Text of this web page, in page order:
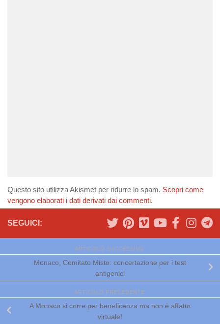
Questo sito utilizza Akismet per ridurre lo spam. Scopri come
vengono elaborati i dati derivati dai commenti.
SEGUICI:
ARTICOLO SUCCESSIVO
Monaco, Comitato Misto: concertazione per i test
antigenici
ARTICOLO PRECEDENTE
A Monaco si corre per beneficenza ma non è affatto
virtuale!